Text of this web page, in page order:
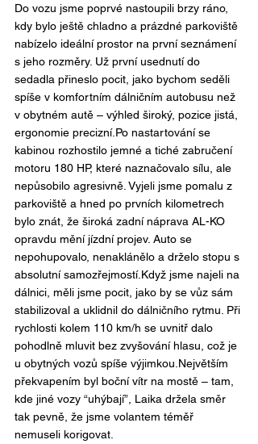
Do vozu jsme poprvé nastoupili brzy ráno,
kdy bylo ještě chladno a prázdné parkoviště
nabízelo ideální prostor na první seznámení
s jeho rozměry. Už první usednutí do
sedadla přineslo pocit, jako bychom seděli
spíše v komfortním dálničním autobusu než
v obytném autě – výhled široký, pozice jistá,
ergonomie precizní.Po nastartování se
kabinou rozhostilo jemné a tiché zabručení
motoru 180 HP, které naznačovalo sílu, ale
nepůsobilo agresivně. Vyjeli jsme pomalu z
parkoviště a hned po prvních kilometrech
bylo znát, že široká zadní náprava AL-KO
opravdu mění jízdní projev. Auto se
nepohupovalo, nenaklánělo a drželo stopu s
absolutní samozřejmostí.Když jsme najeli na
dálnici, měli jsme pocit, jako by se vůz sám
stabilizoval a uklidnil do dálničního rytmu. Při
rychlosti kolem 110 km/h se uvnitř dalo
pohodlně mluvit bez zvyšování hlasu, což je
u obytných vozů spíše výjimkou.Největším
překvapením byl boční vítr na mostě – tam,
kde jiné vozy “uhýbají”, Laika držela směr
tak pevně, že jsme volantem téměř
nemuseli korigovat.